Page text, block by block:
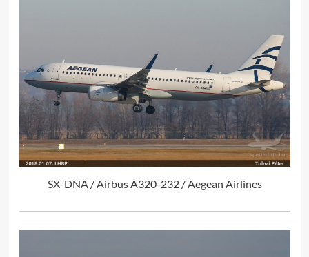
SX-DNA / Airbus A320-232 / Aegean Airlines